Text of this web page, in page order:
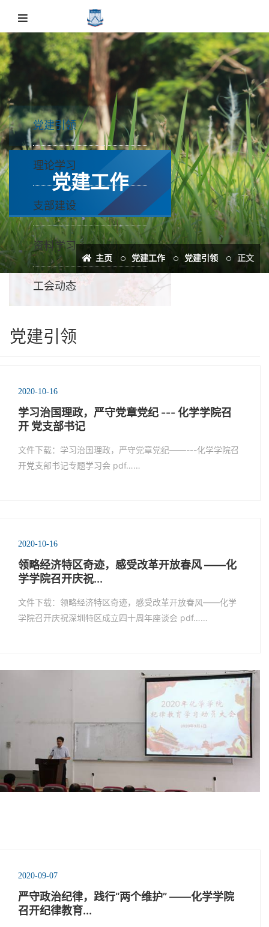
党建工作
主页 党建工作 党建引领 正文
党建引领
理论学习
支部建设
资料学习
工会动态
党建引领
2020-10-16
学习治国理政，严守党章党纪 --- 化学学院召
开 党支部书记
文件下载：学习治国理政，严守党章党纪——---化学学院召
开党支部书记专题学习会 pdf……
2020-10-16
领略经济特区奇迹，感受改革开放春风 ——化
学学院召开庆祝...
文件下载：领略经济特区奇迹，感受改革开放春风——化学
学院召开庆祝深圳特区成立四十周年座谈会 pdf……
2020-09-07
严守政治纪律，践行“两个维护” ——化学学院
召开纪律教育...